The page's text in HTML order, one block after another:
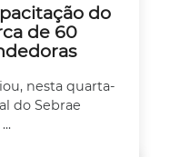
do
de 60
nesta quarta-
do Sebrae